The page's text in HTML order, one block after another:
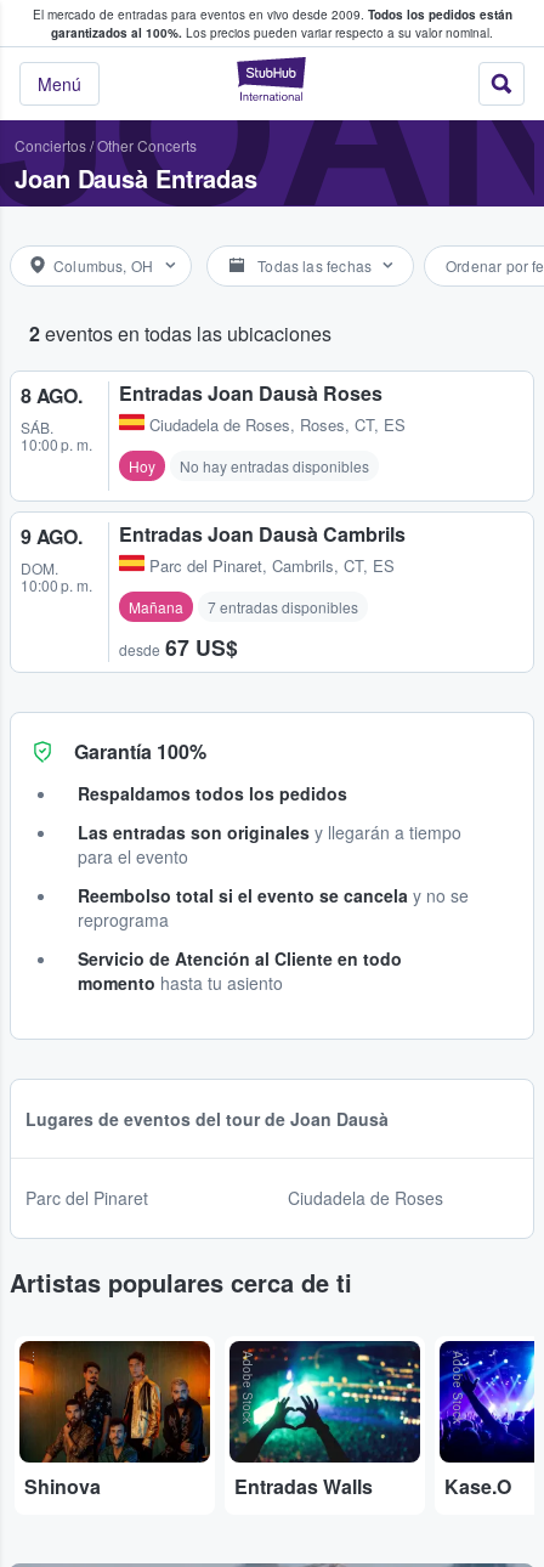
El mercado de entradas para eventos en vivo desde 2009. Todos los pedidos están
garantizados al 100%. Los precios pueden variar respecto a su valor nominal.
StubHub:
Menú
y venta de entradas entre fans
Conciertos/Other Concerts
Joan Dausà Entradas
Columbus, OH Todas las fechas Ordenar por
2eventos en todas las ubicaciones
8 AGO.
SÁB.
10:00 p. m.
Entradas Joan Dausà Roses
Ciudadela de Roses, Roses, CT, ES
Hoy No hay entradas disponibles
9 AGO.
DOM.
10:00 p. m.
Entradas Joan Dausà Cambrils
Parc del Pinaret, Cambrils, CT, ES
Mañana 7 entradas disponibles
desde 67 US$
Garantía 100%
Respaldamos todos los pedidos
Las entradas son originales y llegarán a tiempo
para el evento
Reembolso total si el evento se cancela y no se
reprograma
Servicio de Atención al Cliente en todo
momento hasta tu asiento
Lugares de eventos del tour de Joan Dausà
Parc del Pinaret Ciudadela de Roses
Artistas populares cerca de ti
...
Shinova
Adobe Stock
Entradas Walls
Adobe Stock
Kase.O